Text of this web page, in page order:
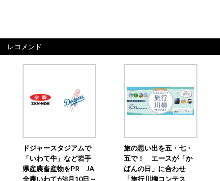
レコメンド
ドジャースタジアムで
「いわて牛」など岩手
県産農畜産物をPR JA
全農いわてが8月10日～
旅の思い出を五・七・
五で！ エースが「か
ばんの日」に合わせ
「旅行川柳コンテス